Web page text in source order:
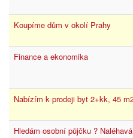
Koupíme dům v okolí Prahy
Finance a ekonomika
Nabízím k prodeji byt 2+kk, 45
Hledám osobní půjčku ?